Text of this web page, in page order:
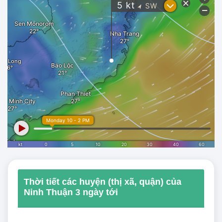
Thời tiết các huyện (thị xã, quận) của
Ninh Thuận 3 ngày tới